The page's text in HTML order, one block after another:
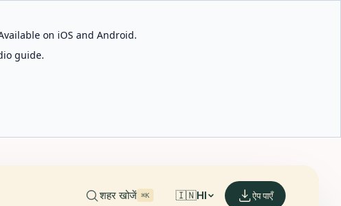
on iOS and Android.
guide.
शहर खोजें ⌘K 🇮🇳HI ऐप पाएँ